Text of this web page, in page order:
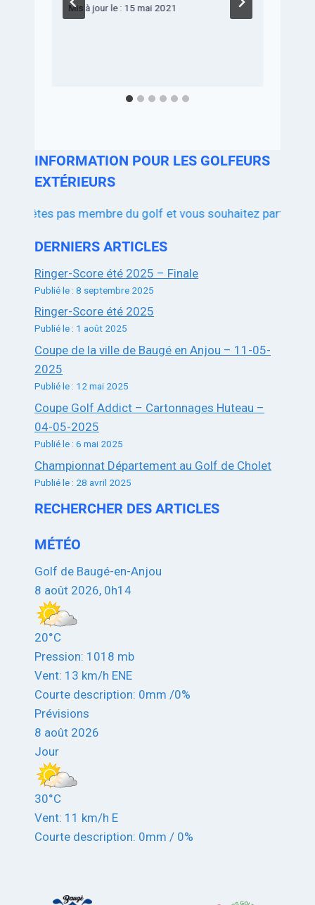
Mis à jour le : 15 mai 2021
INFORMATION POUR LES GOLFEURS
EXTÉRIEURS
pas membre du golf et vous souhaitez participer aux
DERNIERS ARTICLES
Ringer-Score été 2025 – Finale
Publié le : 8 septembre 2025
Ringer-Score été 2025
Publié le : 1 août 2025
Coupe de la ville de Baugé en Anjou – 11-05-
2025
Publié le : 12 mai 2025
Coupe Golf Addict – Cartonnages Huteau –
04-05-2025
Publié le : 6 mai 2025
Championnat Département au Golf de Cholet
Publié le : 28 avril 2025
RECHERCHER DES ARTICLES
MÉTÉO
Golf de Baugé-en-Anjou
8 août 2026, 0h14
20°C
Pression: 1018 mb
Vent: 13 km/h ENE
Courte description: 0mm /0%
Prévisions
8 août 2026
Jour
30°C
Vent: 11 km/h E
Courte description: 0mm / 0%